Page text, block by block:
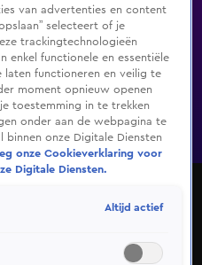
De Bondgenoten
de oprichting van
van advertenties en content
selecteert of je
trackingtechnologieën
enkel functionele en essentiële
functioneren en veilig te
moment opnieuw openen
toestemming in te trekken
onder aan de webpagina te
binnen onze Digitale Diensten
onze Cookieverklaring voor
Digitale Diensten.
Altijd actief